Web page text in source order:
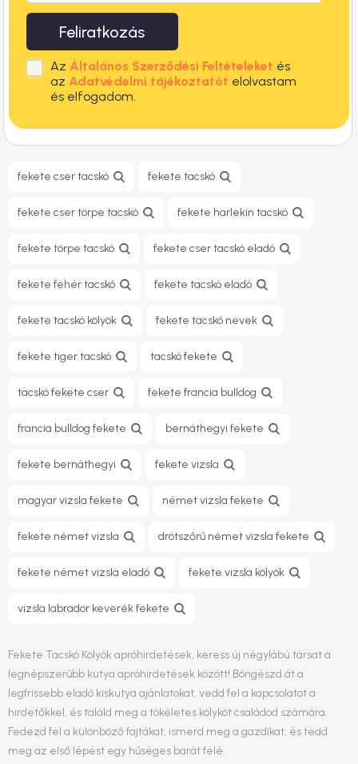
Feliratkozás
Az Általános Szerződési Feltételeket és
az Adatvédelmi tájékoztatót elolvastam
és elfogadom.
fekete cser tacskó fekete tacskó
fekete cser törpe tacskó fekete harlekin tacskó
fekete törpe tacskó fekete cser tacskó eladó
fekete fehér tacskó fekete tacskó eladó
fekete tacskó kölyök fekete tacskó nevek
fekete tiger tacskó tacskó fekete
tacskó fekete cser fekete francia bulldog
francia bulldog fekete bernáthegyi fekete
fekete bernáthegyi fekete vizsla
magyar vizsla fekete német vizsla fekete
fekete német vizsla drótszőrű német vizsla fekete
fekete német vizsla eladó fekete vizsla kölyök
vizsla labrador keverék fekete
Fekete Tacskó Kölyök apróhirdetések, keress új négylábú társat a
legnépszerűbb kutya apróhirdetések között! Böngészd át a
legfrissebb eladó kiskutya ajánlatokat, vedd fel a kapcsolatot a
hirdetőkkel, és találd meg a tökéletes kölyköt családod számára.
Fedezd fel a különböző fajtákat, ismerd meg a gazdikat, és tedd
meg az első lépést egy hűséges barát felé.